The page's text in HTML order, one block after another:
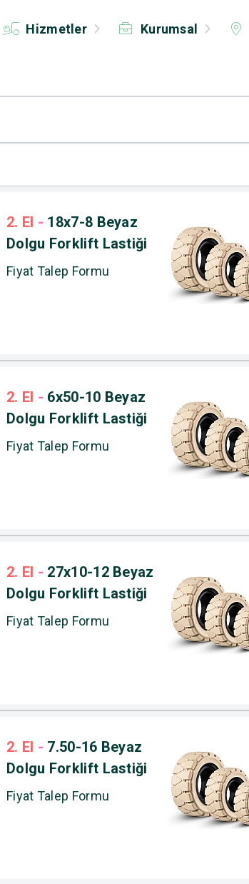
Hizmetler Kurumsal
2. El - 18x7-8 Beyaz
Dolgu Forklift Lastiği
Fiyat Talep Formu
2. El - 6x50-10 Beyaz
Dolgu Forklift Lastiği
Fiyat Talep Formu
2. El - 27x10-12 Beyaz
Dolgu Forklift Lastiği
Fiyat Talep Formu
2. El - 7.50-16 Beyaz
Dolgu Forklift Lastiği
Fiyat Talep Formu